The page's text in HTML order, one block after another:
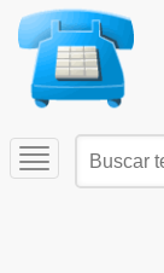
Toggle
navigation